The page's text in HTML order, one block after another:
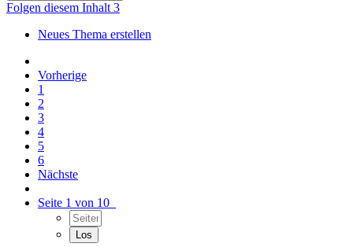
Folgen diesem Inhalt 3
Neues Thema erstellen
Vorherige
1
2
3
4
5
6
Nächste
Seite 1 von 10